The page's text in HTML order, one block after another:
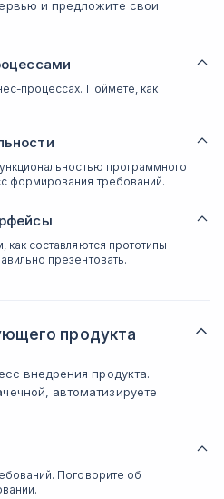
и предложите свои
процессах. Поймёте, как
программного
формирования требований.
как составляются прототипы
презентовать.
продукта
внедрения продукта.
автоматизируете
Поговорите об